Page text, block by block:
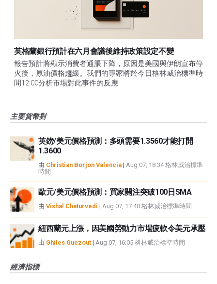
英格蘭銀行預計在六月會議後維持政策設定不變
報告預計將顯示消費者通脹下降，原因是美國與伊朗宣布停
火後，原油價格趨緩。我們的專家將於今日格林威治標準時
間12:00分析市場對此事件的反應
主要貨幣對
英鎊/美元價格預測：多頭需要1.3560才能打開
1.3600
由 Christian Borjon Valencia | Aug 07, 18:34 格林威治標準
時間
歐元/美元價格預測：買家關注突破100日SMA
由 Vishal Chaturvedi | Aug 07, 17:40 格林威治標準時間
紐西蘭元上漲，因美國勞動力市場疲軟令美元承壓
由 Ghiles Guezout | Aug 07, 16:05 格林威治標準時間
經濟指標